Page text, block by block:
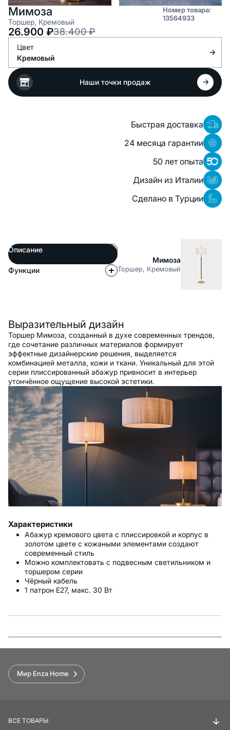
Мимоза
Торшер, Кремовый
Номер товара:
13564933
38.400 ₽
26.900 ₽
Цвет
Кремовый
Наши точки продаж
Быстрая доставка
24 месяца гарантии
50 лет опыта
Дизайн из Италии
Сделано в Турции
Описание
Функции
Мимоза
Торшер, Кремовый
Выразительный дизайн
Торшер Мимоза, созданный в духе современных трендов,
где сочетание различных материалов формирует
эффектные дизайнерские решения, выделяется
комбинацией металла, кожи и ткани. Уникальный для этой
серии плиссированный абажур привносит в интерьер
утончённое ощущение высокой эстетики.
Характеристики
Абажур кремового цвета с плиссировкой и корпус в
золотом цвете с кожаными элементами создают
современный стиль
Можно комплектовать с подвесным светильником и
торшером серии
Чёрный кабель
1 патрон E27, макс. 30 Вт
Функции
Мир Enza Home
ВСЕ ТОВАРЫ